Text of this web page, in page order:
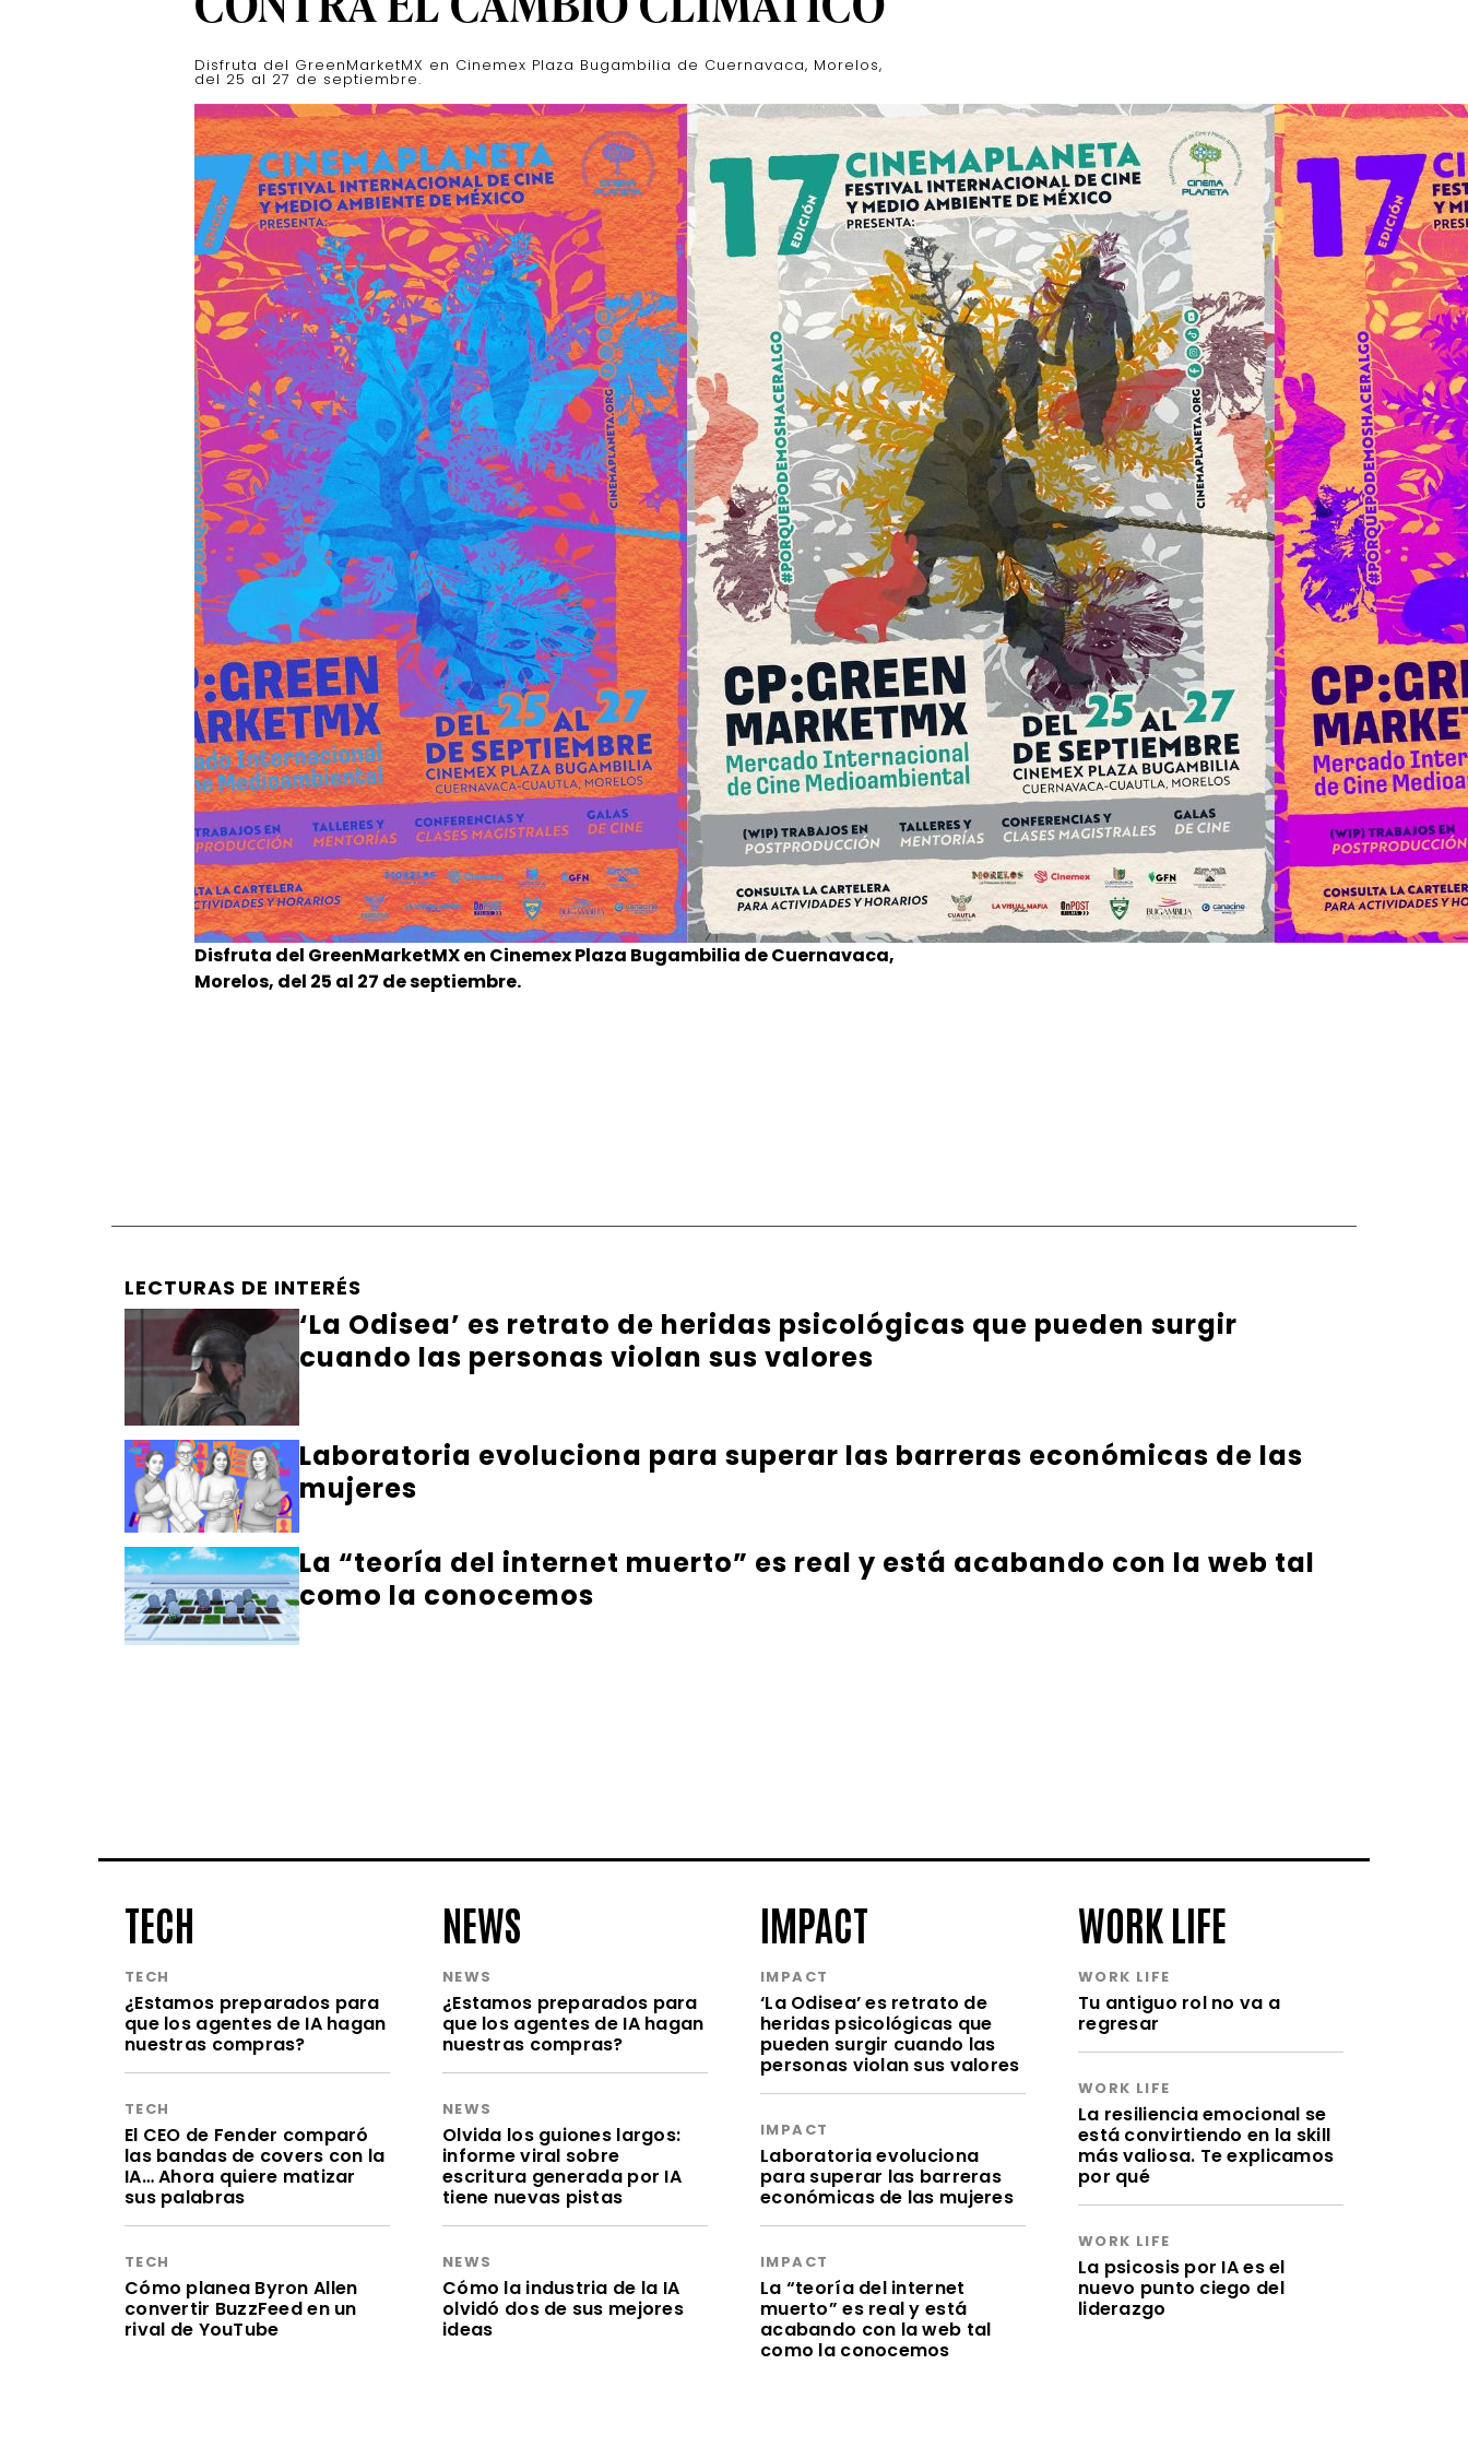
Disfruta del GreenMarketMX en Cinemex Plaza Bugambilia de Cuernavaca, Morelos,
del 25 al 27 de septiembre.
Disfruta del GreenMarketMX en Cinemex Plaza Bugambilia de Cuernavaca,
Morelos, del 25 al 27 de septiembre.
LECTURAS DE INTERÉS
‘La Odisea’ es retrato de heridas psicológicas que pueden surgir
cuando las personas violan sus valores
Laboratoria evoluciona para superar las barreras económicas de las
mujeres
La “teoría del internet muerto” es real y está acabando con la web tal
como la conocemos
TECH
TECH
¿Estamos preparados para
que los agentes de IA hagan
nuestras compras?
TECH
El CEO de Fender comparó
las bandas de covers con la
IA… Ahora quiere matizar
sus palabras
TECH
Cómo planea Byron Allen
convertir BuzzFeed en un
rival de YouTube
NEWS
NEWS
¿Estamos preparados para
que los agentes de IA hagan
nuestras compras?
NEWS
Olvida los guiones largos:
informe viral sobre
escritura generada por IA
tiene nuevas pistas
NEWS
Cómo la industria de la IA
olvidó dos de sus mejores
ideas
IMPACT
IMPACT
‘La Odisea’ es retrato de
heridas psicológicas que
pueden surgir cuando las
personas violan sus valores
IMPACT
Laboratoria evoluciona
para superar las barreras
económicas de las mujeres
IMPACT
La “teoría del internet
muerto” es real y está
acabando con la web tal
como la conocemos
WORK LIFE
WORK LIFE
Tu antiguo rol no va a
regresar
WORK LIFE
La resiliencia emocional se
está convirtiendo en la skill
más valiosa. Te explicamos
por qué
WORK LIFE
La psicosis por IA es el
nuevo punto ciego del
liderazgo